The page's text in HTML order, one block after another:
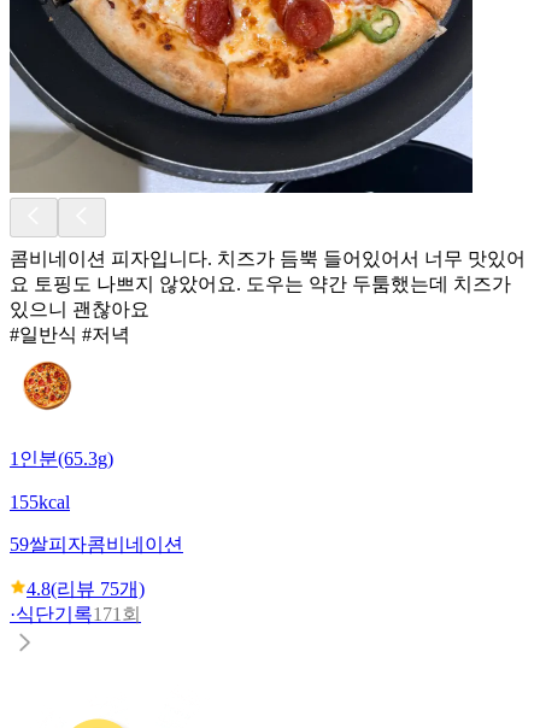
콤비네이션 피자입니다. 치즈가 듬뿍 들어있어서 너무 맛있어
요 토핑도 나쁘지 않았어요. 도우는 약간 두툼했는데 치즈가
있으니 괜찮아요
#일반식 #저녁
1인분(65.3g)
155kcal
59쌀피자콤비네이션
4.8(리뷰 75개)
·식단기록171회